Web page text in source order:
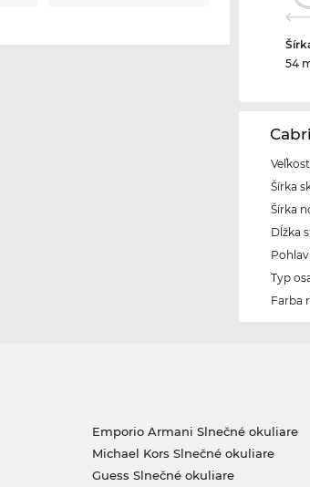
54
Šírka
Šírka
Dĺžka
Typ
Farba
Emporio Armani Slnečné okuliare
Michael Kors Slnečné okuliare
Guess Slnečné okuliare